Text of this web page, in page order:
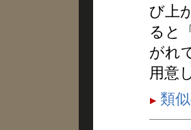
び上
ると
がれ
用意
類